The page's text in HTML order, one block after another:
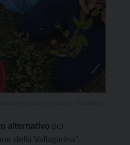
alternativo per
della Vallagarina”,